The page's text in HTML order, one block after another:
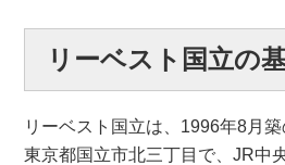
リーベスト国立の
リーベスト国立は、1996年8月
東京都国立市北三丁目で、JR中